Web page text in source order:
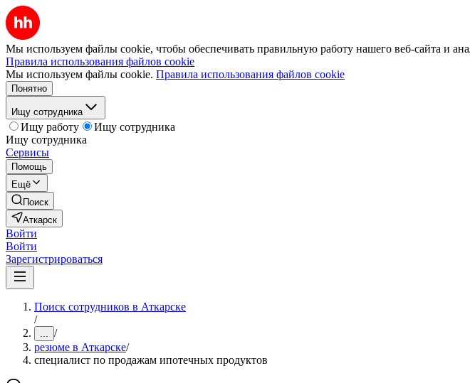
Мы используем файлы cookie, чтобы обеспечивать правильную работу нашего веб-сайта и
Правила использования файлов cookie
Мы используем файлы cookie. Правила использования файлов cookie
Понятно
Ищу сотрудника
Ищу работу
Ищу сотрудника
Ищу сотрудника
Сервисы
Помощь
Ещё
Поиск
Аткарск
Войти
Войти
Зарегистрироваться
Поиск сотрудников в Аткарске
/
... /
резюме в Аткарске/
специалист по продажам ипотечных продуктов